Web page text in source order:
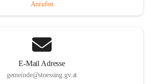
Anrufen
E-Mail Adresse
gemeinde@stoessing.gv.at